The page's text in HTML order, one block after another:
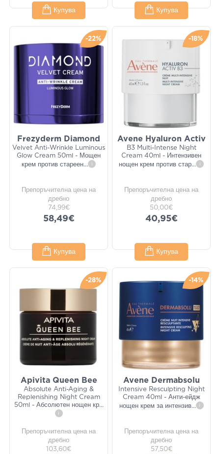
Купува Купува
-22%
Frezyderm Diamond
Velvet Anti-Wrinkle Luminous
Glow Cream 50ml - Мощен
крем против стареен... i
Препоръчителна цена на
дребно
74,99€
58,49€
Купува
-18%
Avene Hyaluron Activ
B3 Multi-Intense Night
Cream 40ml - Интензивен
нощен крем против стар... i
Препоръчителна цена на
дребно
50,00€
40,95€
Купува
-28%
Apivita Queen Bee
Absolute Anti-Aging &
Replenishing Night Cream
50ml - Абсолютен нощен кр...
i
Препоръчителна цена на
дребно
103,60€
-14%
Avene Dermabsolu
Intensive Resculpting Night
Cream 40ml - Анти-ейдж
нощен крем за интензив... i
Препоръчителна цена на
дребно
57,50€